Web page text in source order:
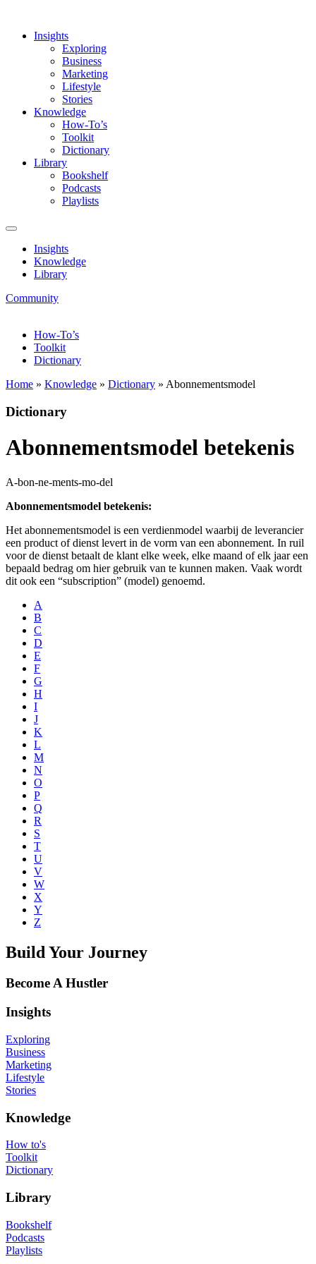
Insights
Exploring
Business
Marketing
Lifestyle
Stories
Knowledge
How-To’s
Toolkit
Dictionary
Library
Bookshelf
Podcasts
Playlists
Insights
Knowledge
Library
Community
How-To’s
Toolkit
Dictionary
Home » Knowledge » Dictionary » Abonnementsmodel
Dictionary
Abonnementsmodel betekenis
A-bon-ne-ments-mo-del
Abonnementsmodel betekenis:
Het abonnementsmodel is een verdienmodel waarbij de leverancier
een product of dienst levert in de vorm van een abonnement. In ruil
voor de dienst betaalt de klant elke week, elke maand of elk jaar een
bepaald bedrag om hier gebruik van te kunnen maken. Vaak wordt
dit ook een “subscription” (model) genoemd.
A
B
C
D
E
F
G
H
I
J
K
L
M
N
O
P
Q
R
S
T
U
V
W
X
Y
Z
Build Your Journey
Become A Hustler
Insights
Exploring
Business
Marketing
Lifestyle
Stories
Knowledge
How to's
Toolkit
Dictionary
Library
Bookshelf
Podcasts
Playlists